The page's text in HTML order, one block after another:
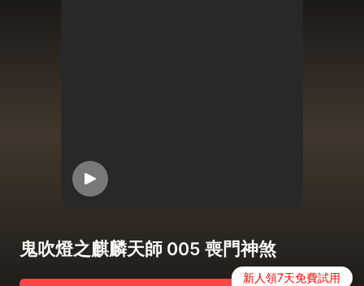
鬼吹燈之麒麟天師 005 喪門神煞
新人領7天免費試用